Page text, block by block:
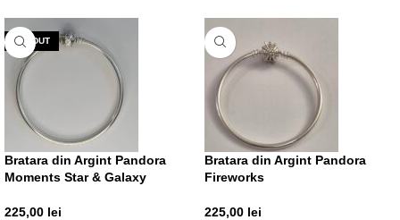
VÂNDUT
Bratara din Argint Pandora
Moments Star & Galaxy
225,00 lei
Bratara din Argint Pandora
Fireworks
225,00 lei